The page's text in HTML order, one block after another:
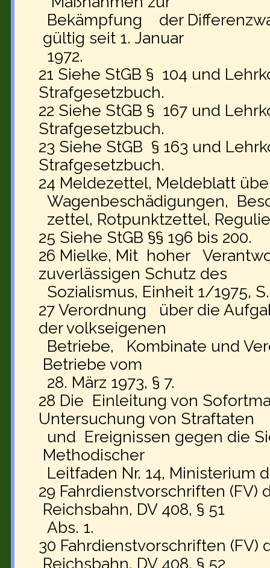
Bekämpfung der
gültig seit 1. Januar
1972.
21 Siehe StGB § 104 und
Strafgesetzbuch.
22 Siehe StGB § 167 und
Strafgesetzbuch.
23 Siehe StGB § 163 und
Strafgesetzbuch.
24 Meldezettel, Meldeblatt
Wagenbeschädigungen,
zettel, Rotpunktzettel,
25 Siehe StGB §§ 196 bis 200.
26 Mielke, Mit hoher
zuverlässigen Schutz des
Sozialismus, Einheit 1/1975,
27 Verordnung über die
der volkseigenen
Betriebe, Kombinate und
Betriebe vom
28. März 1973, § 7.
28 Die Einleitung von
Untersuchung von Straftaten
und Ereignissen gegen die
Methodischer
Leitfaden Nr. 14, Ministerium
29 Fahrdienstvorschriften (FV)
Reichsbahn, DV 408, § 51
Abs. 1.
30 Fahrdienstvorschriften (FV)
Reichsbahn, DV 408, § 52